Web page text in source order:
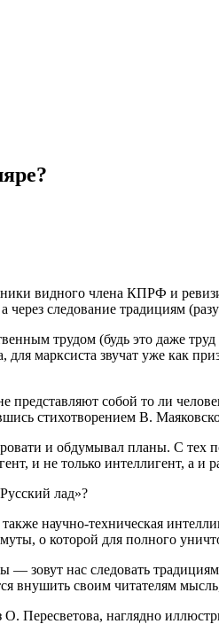
видного члена КПРФ и
следование традициям
трудом (будь это даже
марксиста звучат уже как
представляют собой то ли
стихотворением В.
и обдумывал планы. С тех
и не только интеллигент, а и
лад»?
научно-техническая
о которой для полного
зовут нас следовать
внушить своим читателям
Пересветова, наглядно